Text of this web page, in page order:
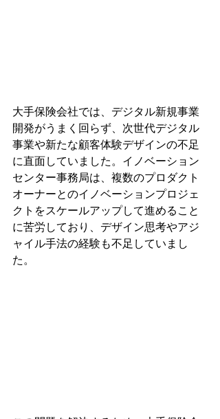
大手保険会社では、デジタル新規事業
開発がうまく回らず、次世代デジタル
事業や新たな顧客体験デザインの不足
に直面していました。イノベーション
センター事務局は、複数のプロダクト
オーナーとのイノベーションプロジェ
クトをスケールアップして進めること
に苦労しており、デザイン思考やアジ
ャイル手法の経験も不足していまし
た。